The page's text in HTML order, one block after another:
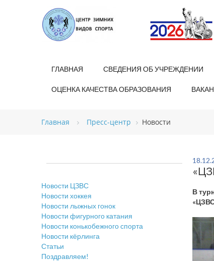
ГЛАВНАЯ СВЕДЕНИЯ ОБ УЧРЕЖДЕНИИ
ОЦЕНКА КАЧЕСТВА ОБРАЗОВАНИЯ
Главная Пресс-центр Новости
В
Новости ЦЗВС
Новости хоккея
Новости лыжных гонок
Новости фигурного катания
Новости конькобежного спорта
Новости кёрлинга
Статьи
Поздравляем!